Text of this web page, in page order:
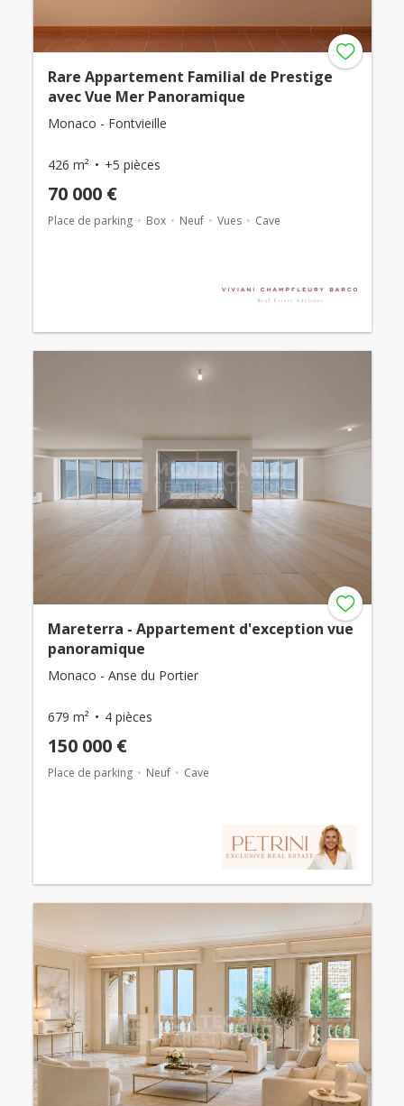
Rare Appartement Familial de Prestige
avec Vue Mer Panoramique
Monaco - Fontvieille
426 m² +5 pièces
70 000 €
Place de parking Box Neuf Vues Cave
Mareterra - Appartement d'exception vue
panoramique
Monaco - Anse du Portier
679 m² 4 pièces
150 000 €
Place de parking Neuf Cave